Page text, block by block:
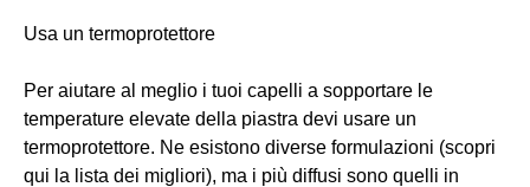
Usa un termoprotettore
Per aiutare al meglio i tuoi capelli a sopportare le
temperature elevate della piastra devi usare un
termoprotettore. Ne esistono diverse formulazioni (scopri
qui la lista dei migliori), ma i più diffusi sono quelli in